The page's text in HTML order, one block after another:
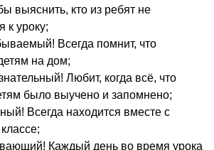
выяснить, кто из ребят не
к уроку;
Всегда помнит, что
на дом;
Любит, когда всё, что
было выучено и запомнено;
Всегда находится вместе с
Каждый день во время урока